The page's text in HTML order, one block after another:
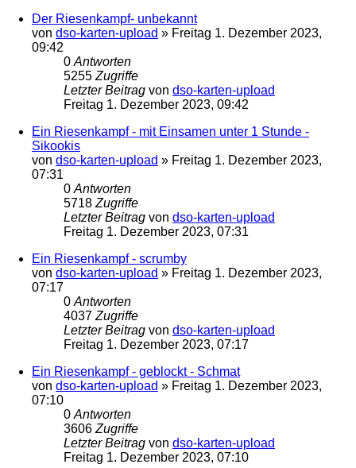
Der Riesenkampf- unbekannt
von dso-karten-upload » Freitag 1. Dezember 2023,
09:42
0Antworten
5255Zugriffe
Letzter Beitrag von dso-karten-upload
Freitag 1. Dezember 2023, 09:42
Ein Riesenkampf - mit Einsamen unter 1 Stunde -
Sikookis
von dso-karten-upload » Freitag 1. Dezember 2023,
07:31
0Antworten
5718Zugriffe
Letzter Beitrag von dso-karten-upload
Freitag 1. Dezember 2023, 07:31
Ein Riesenkampf - scrumby
von dso-karten-upload » Freitag 1. Dezember 2023,
07:17
0Antworten
4037Zugriffe
Letzter Beitrag von dso-karten-upload
Freitag 1. Dezember 2023, 07:17
Ein Riesenkampf - geblockt - Schmat
von dso-karten-upload » Freitag 1. Dezember 2023,
07:10
0Antworten
3606Zugriffe
Letzter Beitrag von dso-karten-upload
Freitag 1. Dezember 2023, 07:10